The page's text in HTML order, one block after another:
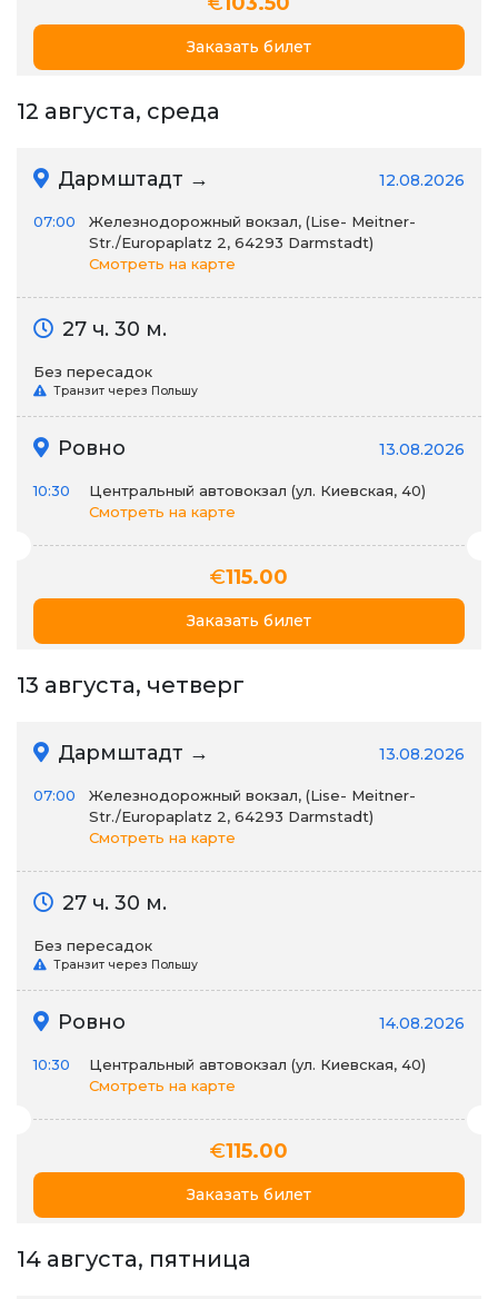
Заказать билет
12 августа, среда
Дармштадт → 12.08.2026
07:00
Железнодорожный вокзал, (Lise- Meitner-
Str./Europaplatz 2, 64293 Darmstadt)
Смотреть на карте
27 ч. 30 м.
Без пересадок
Транзит через Польшу
Ровно 13.08.2026
10:30
Центральный автовокзал (ул. Киевская, 40)
Смотреть на карте
€115.00
Заказать билет
13 августа, четверг
Дармштадт → 13.08.2026
07:00
Железнодорожный вокзал, (Lise- Meitner-
Str./Europaplatz 2, 64293 Darmstadt)
Смотреть на карте
27 ч. 30 м.
Без пересадок
Транзит через Польшу
Ровно 14.08.2026
10:30
Центральный автовокзал (ул. Киевская, 40)
Смотреть на карте
€115.00
Заказать билет
14 августа, пятница